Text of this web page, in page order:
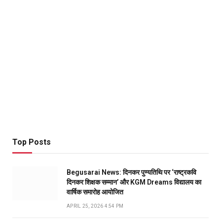
Top Posts
Begusarai News: दिनकर पुण्यतिथि पर ‘राष्ट्रकवि
दिनकर शिक्षक सम्मान’ और KGM Dreams विद्यालय का
वार्षिक समारोह आयोजित
APRIL 25, 2026 4:54 PM